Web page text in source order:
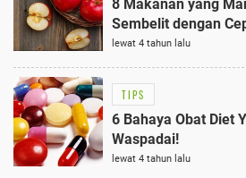
8 Makanan yang
Sembelit dengan
lewat 4 tahun lalu
TIPS
6 Bahaya Obat Diet
Waspadai!
lewat 4 tahun lalu